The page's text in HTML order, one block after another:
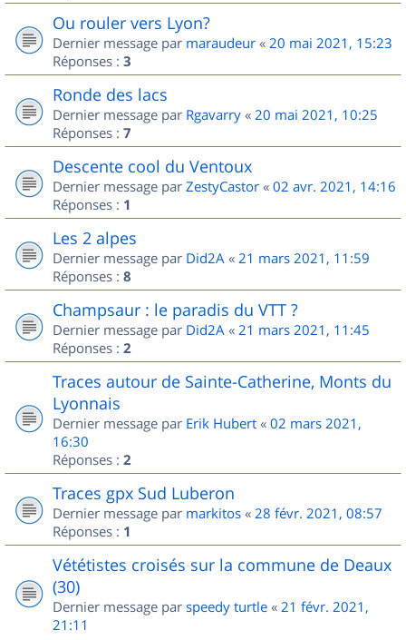
Ou rouler vers Lyon?
Dernier message par maraudeur « 20 mai 2021, 15:23
Réponses : 3
Ronde des lacs
Dernier message par Rgavarry « 20 mai 2021, 10:25
Réponses : 7
Descente cool du Ventoux
Dernier message par ZestyCastor « 02 avr. 2021, 14:16
Réponses : 1
Les 2 alpes
Dernier message par Did2A « 21 mars 2021, 11:59
Réponses : 8
Champsaur : le paradis du VTT ?
Dernier message par Did2A « 21 mars 2021, 11:45
Réponses : 2
Traces autour de Sainte-Catherine, Monts du
Lyonnais
Dernier message par Erik Hubert « 02 mars 2021,
16:30
Réponses : 2
Traces gpx Sud Luberon
Dernier message par markitos « 28 févr. 2021, 08:57
Réponses : 1
Vététistes croisés sur la commune de Deaux
(30)
Dernier message par speedy turtle « 21 févr. 2021,
21:11